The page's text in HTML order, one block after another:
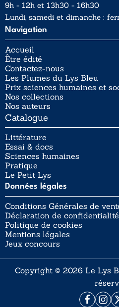
9h - 12h et 13h30 - 16h30
Lundi, samedi et dimanche :
Navigation
Accueil
Être édité
Contactez-nous
Les Plumes du Lys Bleu
Prix sciences humaines et
Nos collections
Nos auteurs
Catalogue
Littérature
Essai & docs
Sciences humaines
Pratique
Le Petit Lys
Données légales
Conditions Générales de
Déclaration de confidentialité
Politique de cookies
Mentions légales
Jeux concours
Copyright © 2026 Le Lys